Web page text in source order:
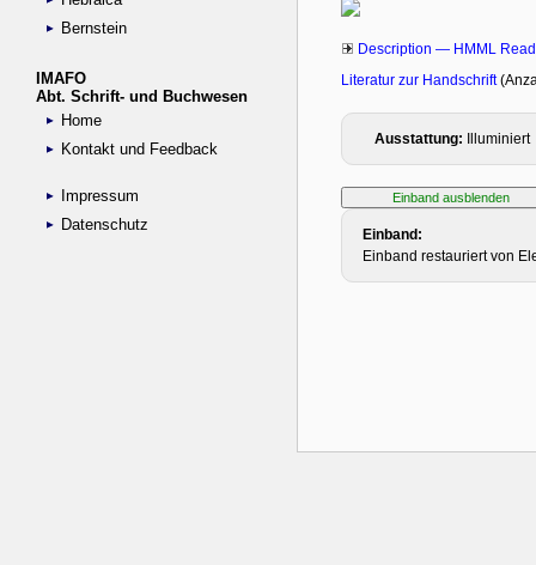
Bernstein
IMAFO
Abt. Schrift- und Buchwesen
Home
Kontakt und Feedback
Impressum
Datenschutz